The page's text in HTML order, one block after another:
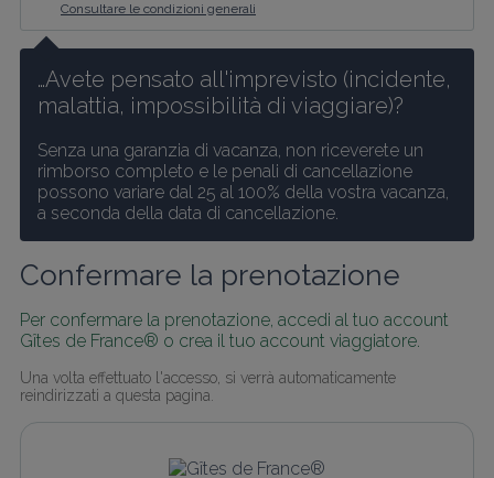
Consultare le condizioni generali
…Avete pensato all'imprevisto (incidente,
malattia, impossibilità di viaggiare)?
Senza una garanzia di vacanza, non riceverete un
rimborso completo e le penali di cancellazione
possono variare dal 25 al 100% della vostra vacanza,
a seconda della data di cancellazione.
Confermare la prenotazione
Per confermare la prenotazione, accedi al tuo account
Gîtes de France® o crea il tuo account viaggiatore.
Una volta effettuato l'accesso, si verrà automaticamente
reindirizzati a questa pagina.